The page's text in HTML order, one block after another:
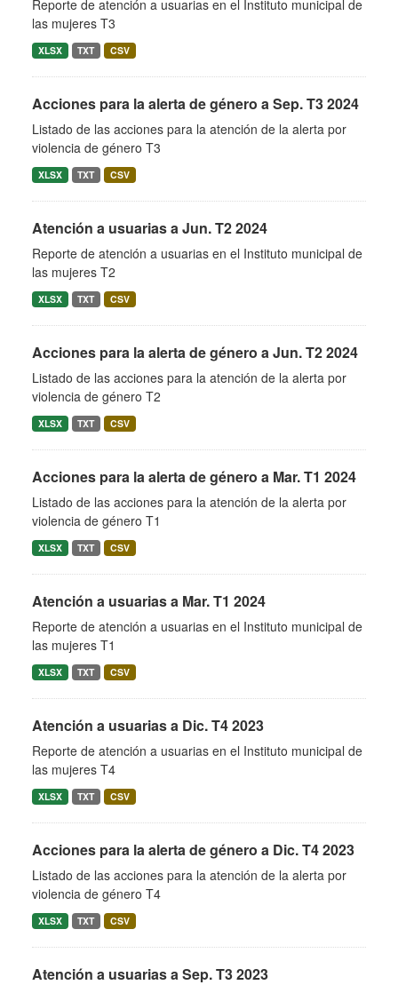
Reporte de atención a usuarias en el Instituto municipal de
las mujeres T3
XLSX TXT CSV
Acciones para la alerta de género a Sep. T3 2024
Listado de las acciones para la atención de la alerta por
violencia de género T3
XLSX TXT CSV
Atención a usuarias a Jun. T2 2024
Reporte de atención a usuarias en el Instituto municipal de
las mujeres T2
XLSX TXT CSV
Acciones para la alerta de género a Jun. T2 2024
Listado de las acciones para la atención de la alerta por
violencia de género T2
XLSX TXT CSV
Acciones para la alerta de género a Mar. T1 2024
Listado de las acciones para la atención de la alerta por
violencia de género T1
XLSX TXT CSV
Atención a usuarias a Mar. T1 2024
Reporte de atención a usuarias en el Instituto municipal de
las mujeres T1
XLSX TXT CSV
Atención a usuarias a Dic. T4 2023
Reporte de atención a usuarias en el Instituto municipal de
las mujeres T4
XLSX TXT CSV
Acciones para la alerta de género a Dic. T4 2023
Listado de las acciones para la atención de la alerta por
violencia de género T4
XLSX TXT CSV
Atención a usuarias a Sep. T3 2023